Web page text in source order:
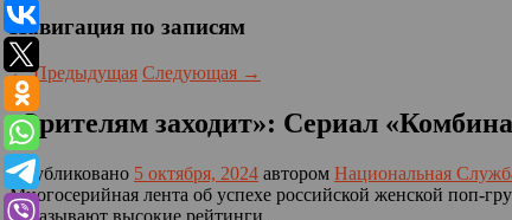
Навигация по записям
←Предыдущая Следующая →
«Зрителям заходит»: Сериал
Опубликовано 5 октября, 2024 автором Национальная
Многосерийная лента об успехе российской женской поп-
показывают высокие рейтинги.